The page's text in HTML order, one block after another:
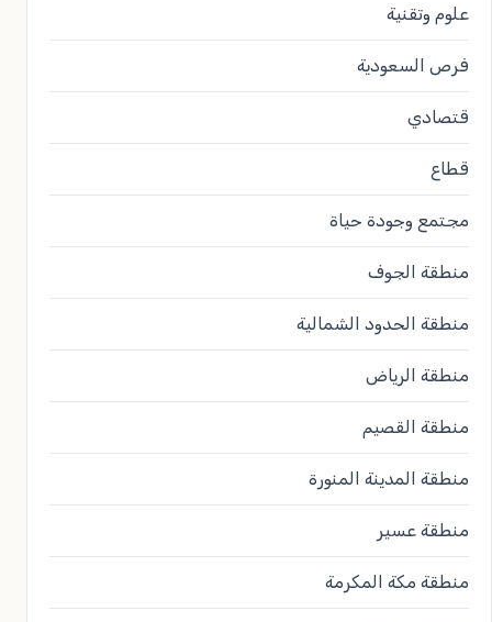
علوم وتقنية
فرص السعودية
قتصادي
قطاع
مجتمع وجودة حياة
منطقة الجوف
منطقة الحدود الشمالية
منطقة الرياض
منطقة القصيم
منطقة المدينة المنورة
منطقة عسير
منطقة مكة المكرمة